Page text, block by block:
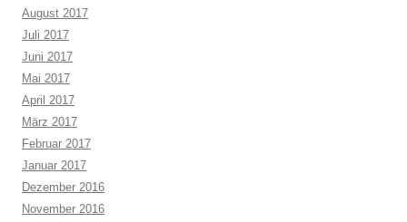
August 2017
Juli 2017
Juni 2017
Mai 2017
April 2017
März 2017
Februar 2017
Januar 2017
Dezember 2016
November 2016